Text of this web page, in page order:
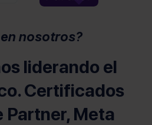
nosotros?
liderando el
Certificados
Partner, Meta